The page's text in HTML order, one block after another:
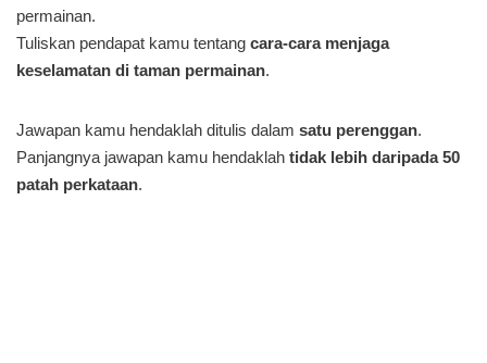
permainan.
Tuliskan pendapat kamu tentang cara-cara menjaga
keselamatan di taman permainan.
Jawapan kamu hendaklah ditulis dalam satu perenggan.
Panjangnya jawapan kamu hendaklah tidak lebih daripada 50
patah perkataan.